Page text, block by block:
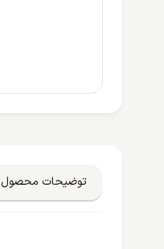
توضیحات محصول